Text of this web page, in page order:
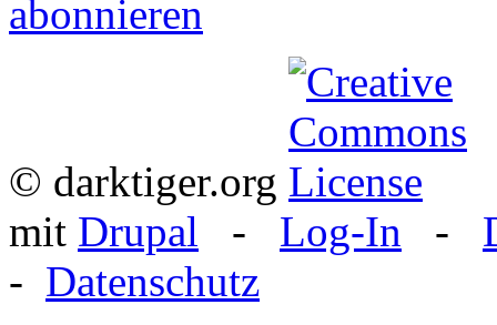
© darktiger.org
mit Drupal - Log-In -
- Datenschutz